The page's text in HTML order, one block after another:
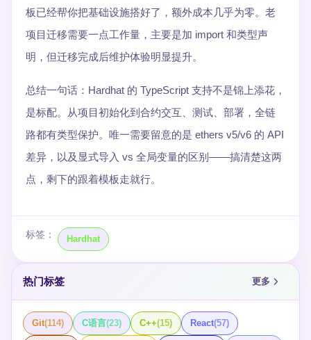
板已经帮你把基础设施搭好了，额外成本几乎为零。老
项目迁移需要一点工作量，主要是加 import 和类型声
明，但迁移完成后维护体验明显提升。
总结一句话：Hardhat 的 TypeScript 支持不是锦上添花，
是标配。从项目初始化到合约交互、测试、部署，全链
路都有类型保护。唯一需要留意的是 ethers v5/v6 的 API
差异，以及显式导入 vs 全局变量的区别——搞清楚这两
点，剩下的跟着模板走就行。
标签： Hardhat
热门标签 更多
Git(114) C语言(23) C++(15) React(57)